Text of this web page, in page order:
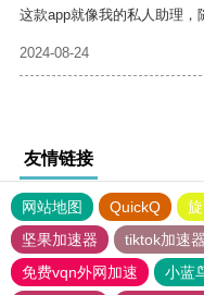
这款app就像我的私人助理，
2024-08-24
友情链接
网站地图 QuickQ
坚果加速器
tiktok加速器
免费vqn外网加速
小蓝